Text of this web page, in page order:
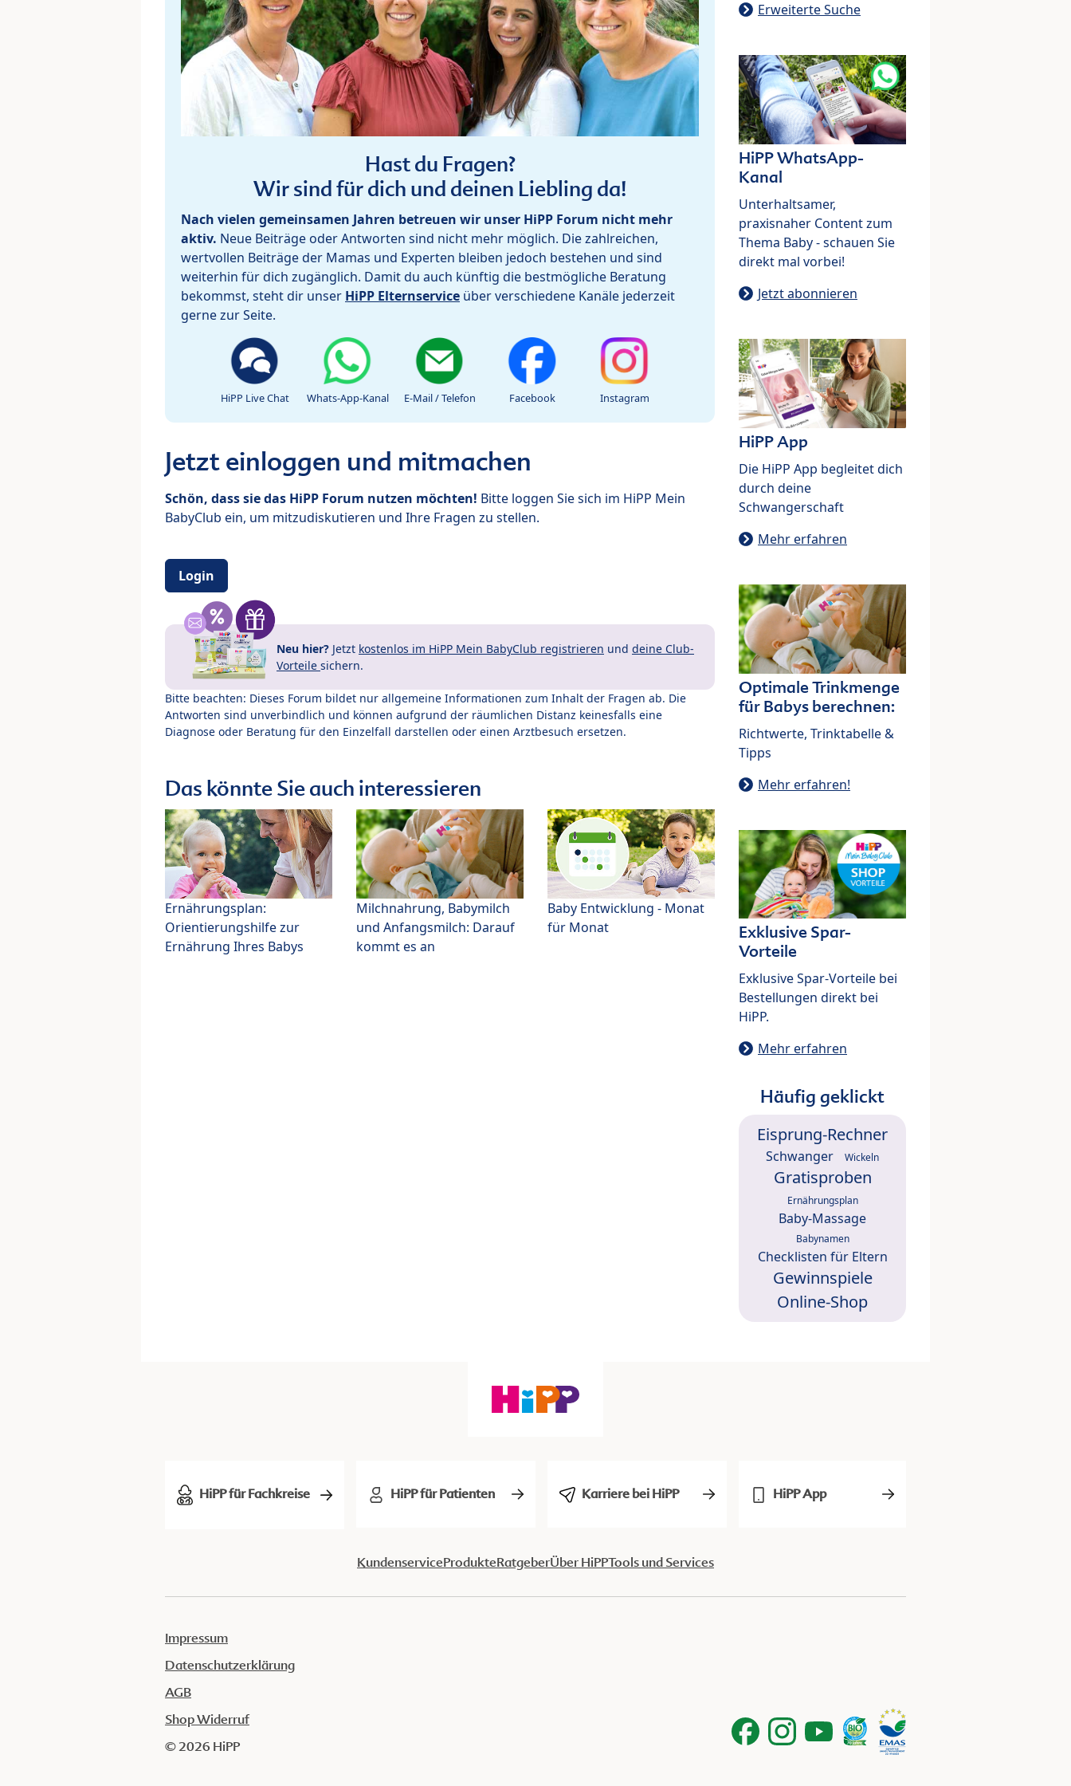
Hast du Fragen?
Wir sind für dich und deinen Liebling da!
Nach vielen gemeinsamen Jahren betreuen wir unser HiPP Forum nicht mehr
aktiv. Neue Beiträge oder Antworten sind nicht mehr möglich. Die zahlreichen,
wertvollen Beiträge der Mamas und Experten bleiben jedoch bestehen und sind
weiterhin für dich zugänglich. Damit du auch künftig die bestmögliche Beratung
bekommst, steht dir unser HiPP Elternservice über verschiedene Kanäle jederzeit
gerne zur Seite.
HiPP Live Chat Whats-App-Kanal E-Mail / Telefon Facebook Instagram
Jetzt einloggen und mitmachen
Schön, dass sie das HiPP Forum nutzen möchten! Bitte loggen Sie sich im HiPP Mein
BabyClub ein, um mitzudiskutieren und Ihre Fragen zu stellen.
Login
Neu hier? Jetzt kostenlos im HiPP Mein BabyClub registrieren und deine Club-
Vorteile sichern.
Bitte beachten: Dieses Forum bildet nur allgemeine Informationen zum Inhalt der Fragen ab. Die
Antworten sind unverbindlich und können aufgrund der räumlichen Distanz keinesfalls eine
Diagnose oder Beratung für den Einzelfall darstellen oder einen Arztbesuch ersetzen.
Das könnte Sie auch interessieren
Ernährungsplan:
Orientierungshilfe zur
Ernährung Ihres Babys
Milchnahrung, Babymilch
und Anfangsmilch: Darauf
kommt es an
Baby Entwicklung - Monat
für Monat
Erweiterte Suche
HiPP WhatsApp-
Kanal
Unterhaltsamer,
praxisnaher Content zum
Thema Baby - schauen Sie
direkt mal vorbei!
Jetzt abonnieren
HiPP App
Die HiPP App begleitet dich
durch deine
Schwangerschaft
Mehr erfahren
Optimale Trinkmenge
für Babys berechnen:
Richtwerte, Trinktabelle &
Tipps
Mehr erfahren!
Exklusive Spar-
Vorteile
Exklusive Spar-Vorteile bei
Bestellungen direkt bei
HiPP.
Mehr erfahren
Häufig geklickt
Eisprung-Rechner
Schwanger Wickeln
Gratisproben
Ernährungsplan
Baby-Massage
Babynamen
Checklisten für Eltern
Gewinnspiele
Online-Shop
HiPP für Fachkreise HiPP für Patienten Karriere bei HiPP HiPP App
KundenserviceProdukteRatgeberÜber HiPPTools und Services
Impressum
Datenschutzerklärung
AGB
Shop Widerruf
© 2026 HiPP